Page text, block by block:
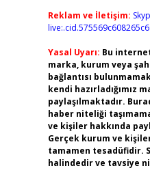
Reklam ve İletişim:
Yasal Uyarı: Bu
marka, kurum veya
bağlantısı
kendi hazırladığımız
paylaşılmaktadır.
haber niteliği
ve kişiler hakkında
Gerçek kurum ve
tamamen tesadüfidir.
halindedir ve tavsiye